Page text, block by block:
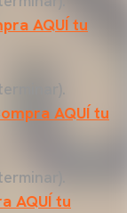
AQUÍ tu
AQUÍ tu
AQUÍ tu